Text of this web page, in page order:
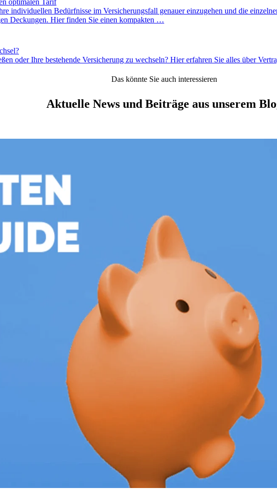
optimalen Tarif
individuellen Bedürfnisse im Versicherungsfall genauer einzugehen und die
Deckungen. Hier finden Sie einen kompakten …
oder Ihre bestehende Versicherung zu wechseln? Hier erfahren Sie alles über
Das könnte Sie auch interessieren
Aktuelle News und Beiträge aus unserem